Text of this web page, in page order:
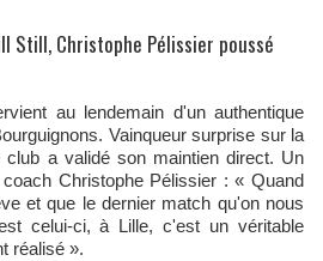
Still, Christophe Pélissier poussé
Vainqueur surprise sur la
club a validé son maintien direct. Un
coach Christophe Pélissier : « Quand
et que le dernier match qu'on nous
celui-ci, à Lille, c'est un véritable
réalisé ».